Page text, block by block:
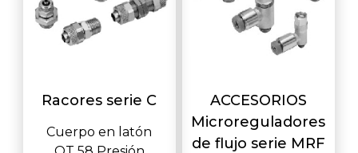
Racores serie C
Cuerpo en latón
ACCESORIOS
Microreguladores
de flujo serie MRF